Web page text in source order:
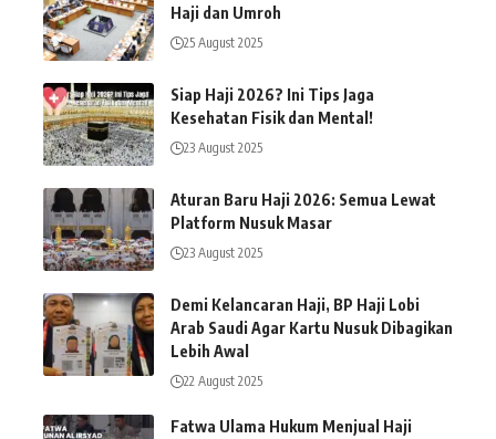
Haji dan Umroh
25 August 2025
Siap Haji 2026? Ini Tips Jaga
Kesehatan Fisik dan Mental!
23 August 2025
Aturan Baru Haji 2026: Semua Lewat
Platform Nusuk Masar
23 August 2025
Demi Kelancaran Haji, BP Haji Lobi
Arab Saudi Agar Kartu Nusuk Dibagikan
Lebih Awal
22 August 2025
Fatwa Ulama Hukum Menjual Haji